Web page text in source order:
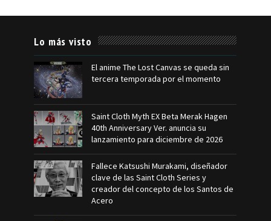
Lo más visto
El anime The Lost Canvas se queda sin
tercera temporada por el momento
Saint Cloth Myth EX Beta Merak Hagen
40th Anniversary Ver. anuncia su
lanzamiento para diciembre de 2026
Fallece Katsushi Murakami, diseñador
clave de las Saint Cloth Series y
creador del concepto de los Santos de
Acero